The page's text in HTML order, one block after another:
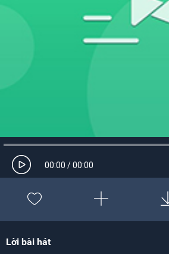
00:00 /00:00
Lời bài hát